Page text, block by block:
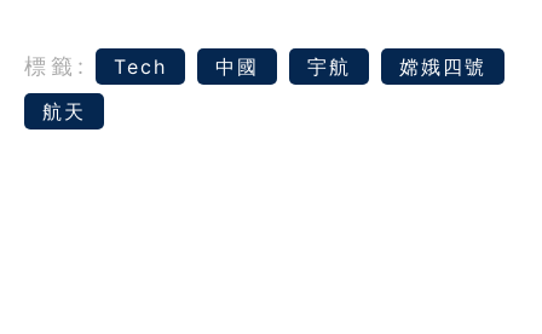
標籤: Tech 中國 宇航
嫦娥四號
航天